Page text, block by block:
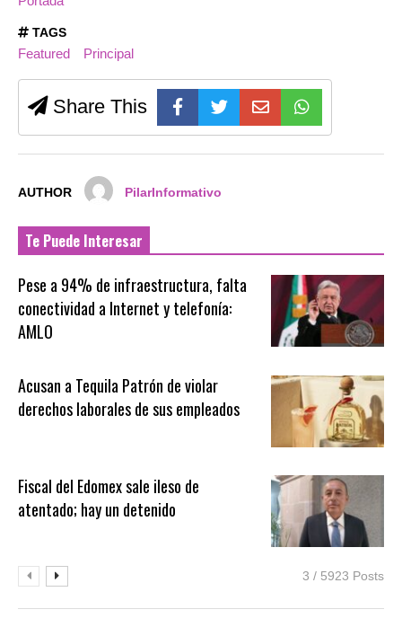
TAGS
Featured Principal
Share This
AUTHOR PilarInformativo
Te Puede Interesar
Pese a 94% de infraestructura, falta
conectividad a Internet y telefonía:
AMLO
Acusan a Tequila Patrón de violar
derechos laborales de sus empleados
Fiscal del Edomex sale ileso de
atentado; hay un detenido
3 / 5923 Posts